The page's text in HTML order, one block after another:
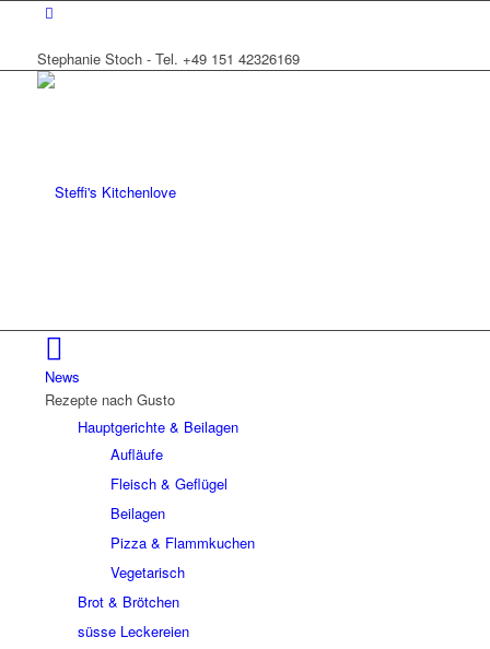
Stephanie Stoch - Tel. +49 151 42326169
News
Rezepte nach Gusto
Hauptgerichte & Beilagen
Aufläufe
Fleisch & Geflügel
Beilagen
Pizza & Flammkuchen
Vegetarisch
Brot & Brötchen
süsse Leckereien